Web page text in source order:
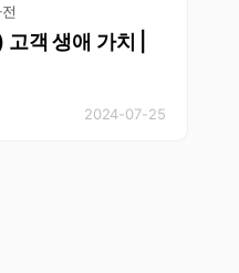
객 생애 가치 |
2024-07-25